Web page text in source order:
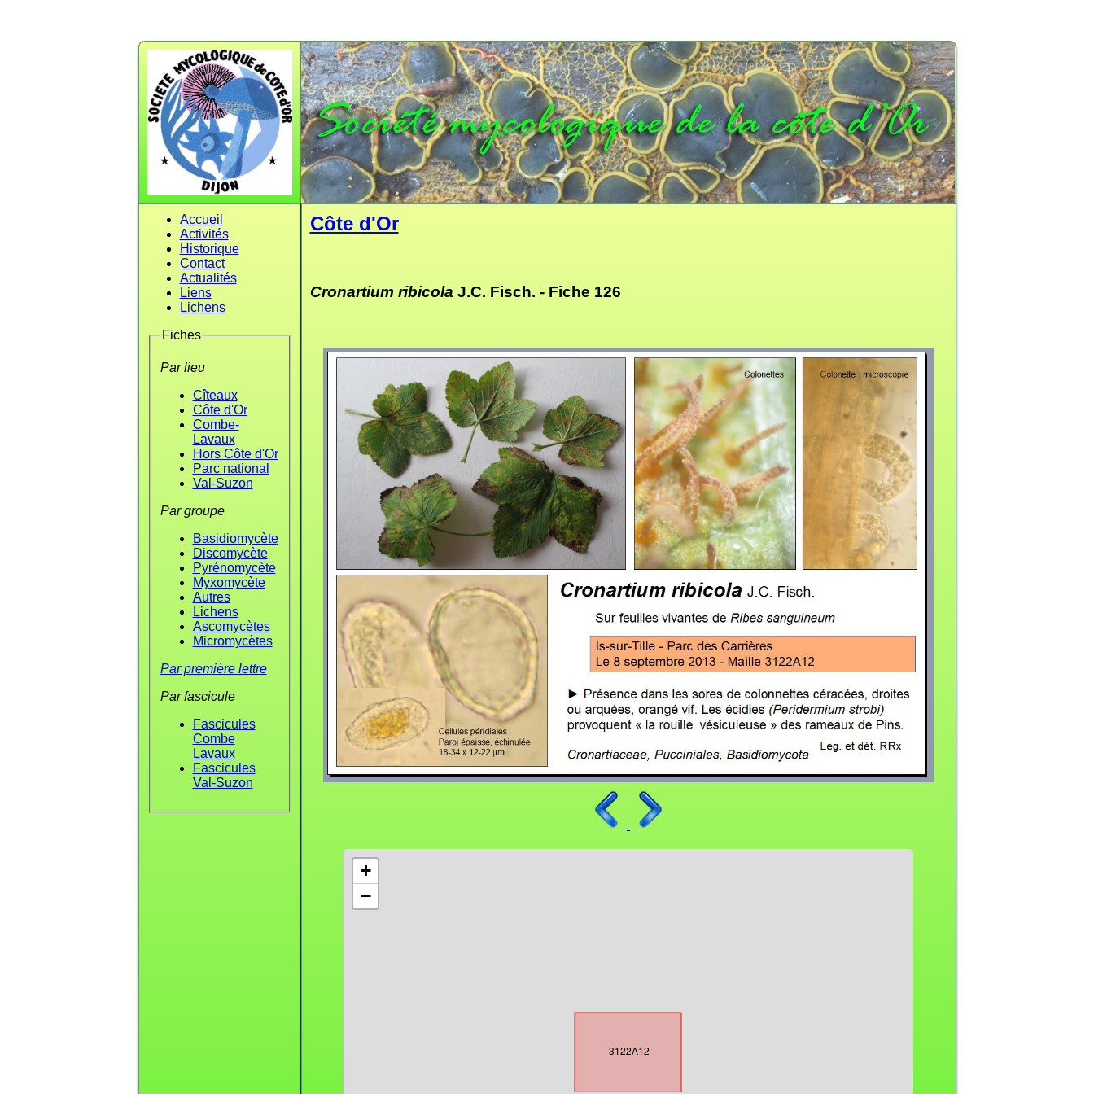
Accueil
Activités
Historique
Contact
Actualités
Liens
Lichens
Fiches
Par lieu
Cîteaux
Côte d'Or
Combe-
Lavaux
Hors Côte d'Or
Parc national
Val-Suzon
Par groupe
Basidiomycète
Discomycète
Pyrénomycète
Myxomycète
Autres
Lichens
Ascomycètes
Micromycètes
Par première lettre
Par fascicule
Fascicules
Combe
Lavaux
Fascicules
Val-Suzon
Côte d'Or
Cronartium ribicola J.C. Fisch. - Fiche 126
3122A12
+
−